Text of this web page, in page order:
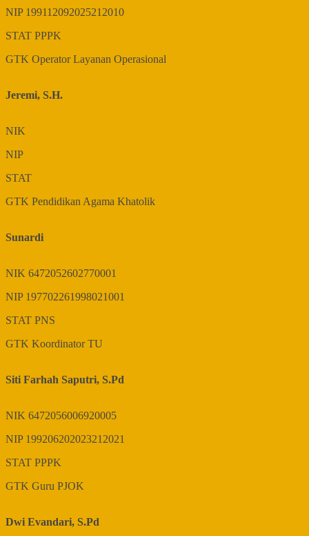
NIP 199112092025212010
STAT PPPK
GTK Operator Layanan Operasional
Jeremi, S.H.
NIK
NIP
STAT
GTK Pendidikan Agama Khatolik
Sunardi
NIK 6472052602770001
NIP 197702261998021001
STAT PNS
GTK Koordinator TU
Siti Farhah Saputri, S.Pd
NIK 6472056006920005
NIP 199206202023212021
STAT PPPK
GTK Guru PJOK
Dwi Evandari, S.Pd